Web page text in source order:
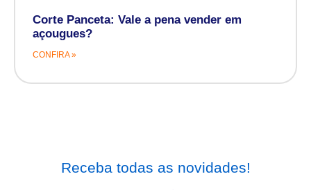
Corte Panceta: Vale a pena vender em
açougues?
CONFIRA »
Receba todas as novidades!